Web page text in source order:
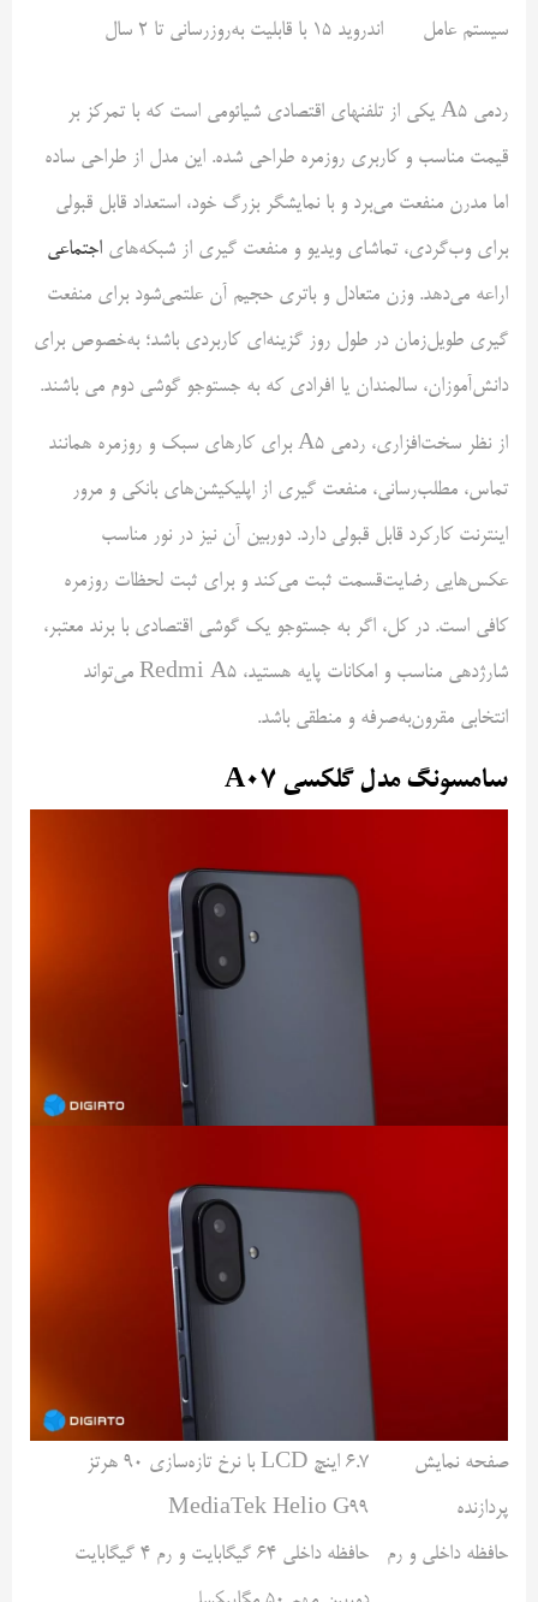
سیستم عامل
اندروید ۱۵ با قابلیت به‌روزرسانی تا ۲ سال
ردمی A5 یکی از تلفنهای اقتصادی شیائومی است که با تمرکز بر
قیمت مناسب و کاربری روزمره طراحی شده. این مدل از طراحی ساده
اما مدرن منفعت می‌برد و با نمایشگر بزرگ خود، استعداد قابل قبولی
برای وب‌گردی، تماشای ویدیو و منفعت گیری از شبکه‌های اجتماعی
اراعه می‌دهد. وزن متعادل و باتری حجیم آن علتمی‌شود برای منفعت
گیری طویل‌زمان در طول روز گزینه‌ای کاربردی باشد؛ به‌خصوص برای
دانش‌آموزان، سالمندان یا افرادی که به جستوجو گوشی دوم می باشند.
از نظر سخت‌افزاری، ردمی A5 برای کارهای سبک و روزمره همانند
تماس، مطلب‌رسانی، منفعت گیری از اپلیکیشن‌های بانکی و مرور
اینترنت کارکرد قابل قبولی دارد. دوربین آن نیز در نور مناسب
عکس‌هایی رضایت‌قسمت ثبت می‌کند و برای ثبت لحظات روزمره
کافی است. در کل، اگر به جستوجو یک گوشی اقتصادی با برند معتبر،
شارژدهی مناسب و امکانات پایه هستید، Redmi A5 می‌تواند
انتخابی مقرون‌به‌صرفه و منطقی باشد.
سامسونگ مدل گلکسی A07
صفحه نمایش
۶.۷ اینچ LCD با نرخ تازه‌سازی ۹۰ هرتز
پردازنده
MediaTek Helio G99
حافظه داخلی و رم
حافظه داخلی ۶۴ گیگابایت و رم ۴ گیگابایت